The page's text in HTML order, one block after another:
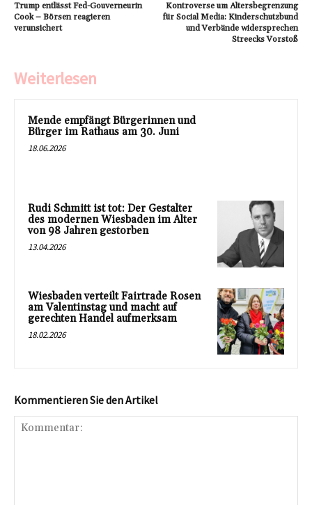
Trump entlässt Fed-Gouverneurin
Cook – Börsen reagieren
verunsichert
Kontroverse um Altersbegrenzung
für Social Media: Kinderschutzbund
und Verbände widersprechen
Streecks Vorstoß
Weiterlesen
Mende empfängt Bürgerinnen und
Bürger im Rathaus am 30. Juni
18.06.2026
Rudi Schmitt ist tot: Der Gestalter
des modernen Wiesbaden im Alter
von 98 Jahren gestorben
13.04.2026
Wiesbaden verteilt Fairtrade Rosen
am Valentinstag und macht auf
gerechten Handel aufmerksam
18.02.2026
Kommentieren Sie den Artikel